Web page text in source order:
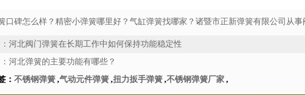
口碑怎么样？精密小弹簧哪里好？气缸弹簧找哪家？诸暨市正新弹簧有限公司从
河北阀门弹簧在长期工作中如何保持功能稳定性
河北弹簧的主要功能有哪些？
： 不锈钢弹簧 ,气动元件弹簧 ,扭力扳手弹簧 ,不锈钢弹簧厂家 ,